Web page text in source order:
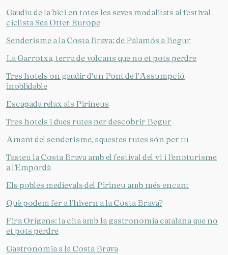
Gaudiu de la bici en totes les seves modalitats al festival
ciclista Sea Otter Europe
Senderisme a la Costa Brava: de Palamós a Begur
La Garrotxa, terra de volcans que no et pots perdre
Tres hotels on gaudir d'un Pont de l'Assumpció
inoblidable
Escapada relax als Pirineus
Tres hotels i dues rutes per descobrir Begur
Amant del senderisme, aquestes rutes són per tu
Tasteu la Costa Brava amb el festival del vi i l’enoturisme
a l’Empordà
Els pobles medievals del Pirineu amb més encant
Què podem fer a l’hivern a la Costa Brava?
Fira Orígens: la cita amb la gastronomia catalana que no
et pots perdre
Gastronomia a la Costa Brava